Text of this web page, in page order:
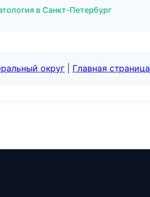
в Санкт-Петербург
округ Главная страница